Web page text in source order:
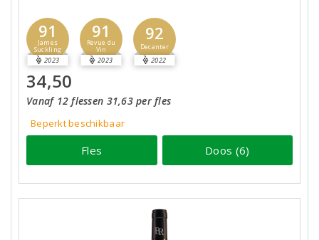
91
James
Suckling
2023
91
Revue du
Vin
2023
92
Decanter
2022
34,50
Vanaf 12 flessen 31,63 per fles
Beperkt beschikbaar
Fles Doos (6)